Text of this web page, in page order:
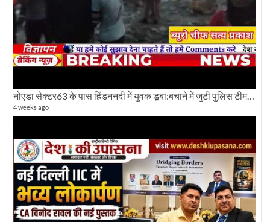
नोएडा सेक्टर63 के पास हिंडननदी में युवक डूबा:बचाने में जुटी पुलिस टीम: देखिए पूरी ग्राउंड रिपोर्टिंग
4 weeks ago